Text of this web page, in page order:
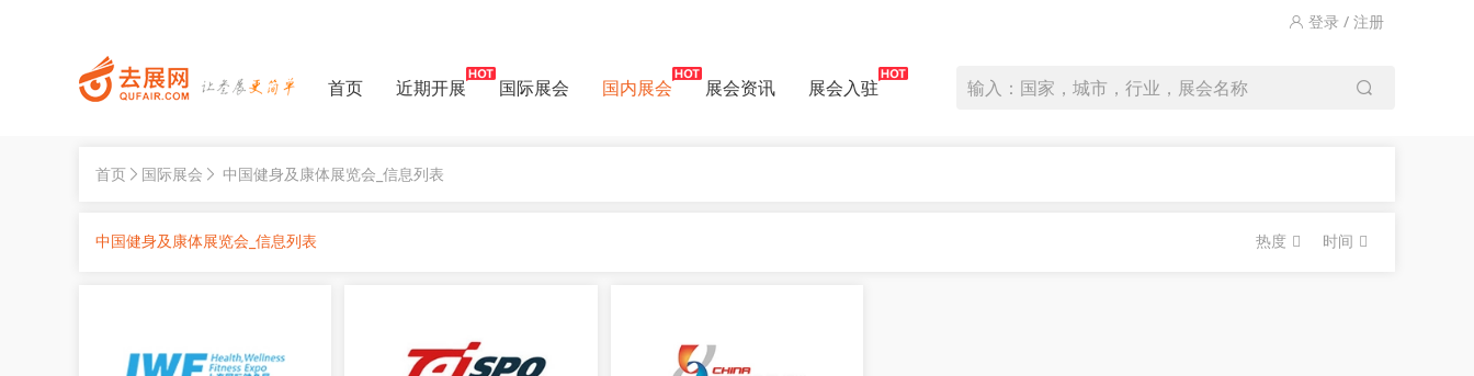
登录 / 注册
首页 近期开展 国际展会 国内展会 展会资讯 展会入驻 输入：国家，城市，行业，展会名称
首页 国际展会 中国健身及康体展览会_信息列表
中国健身及康体展览会_信息列表 热度 时间